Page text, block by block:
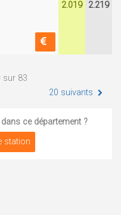
2.019 2.219
sur 83
20 suivants
ce département ?
station